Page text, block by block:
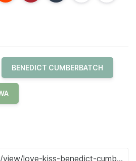
BENEDICT CUMBERBATCH